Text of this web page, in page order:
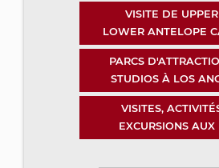
VISITE DE
LOWER ANTELOPE
PARCS
STUDIOS À LOS
VISITES,
EXCURSIONS AUX